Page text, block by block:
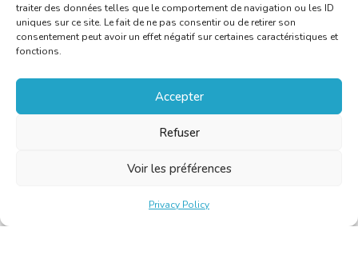
traiter des données telles que le comportement de navigation ou les ID
uniques sur ce site. Le fait de ne pas consentir ou de retirer son
consentement peut avoir un effet négatif sur certaines caractéristiques et
fonctions.
Accepter
Refuser
Voir les préférences
Privacy Policy